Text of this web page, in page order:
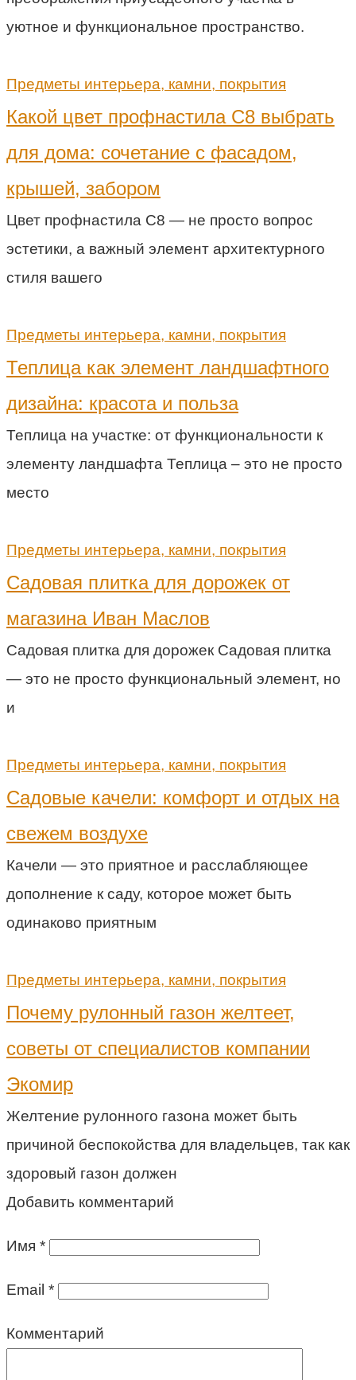
уютное и функциональное пространство.
Предметы интерьера, камни, покрытия
Какой цвет профнастила С8 выбрать
для дома: сочетание с фасадом,
крышей, забором
Цвет профнастила С8 — не просто вопрос
эстетики, а важный элемент архитектурного
стиля вашего
Предметы интерьера, камни, покрытия
Теплица как элемент ландшафтного
дизайна: красота и польза
Теплица на участке: от функциональности к
элементу ландшафта Теплица – это не просто
место
Предметы интерьера, камни, покрытия
Садовая плитка для дорожек от
магазина Иван Маслов
Садовая плитка для дорожек Садовая плитка
— это не просто функциональный элемент, но
и
Предметы интерьера, камни, покрытия
Садовые качели: комфорт и отдых на
свежем воздухе
Качели — это приятное и расслабляющее
дополнение к саду, которое может быть
одинаково приятным
Предметы интерьера, камни, покрытия
Почему рулонный газон желтеет,
советы от специалистов компании
Экомир
Желтение рулонного газона может быть
причиной беспокойства для владельцев, так как
здоровый газон должен
Добавить комментарий
Имя *
Email *
Комментарий